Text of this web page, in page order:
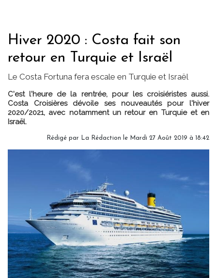
Hiver 2020 : Costa fait son
retour en Turquie et Israël
Le Costa Fortuna fera escale en Turquie et Israël
C'est l'heure de la rentrée, pour les croisiéristes aussi.
Costa Croisières dévoile ses nouveautés pour l'hiver
2020/2021, avec notamment un retour en Turquie et en
Israël.
Rédigé par La Rédaction le Mardi 27 Août 2019 à 18:42